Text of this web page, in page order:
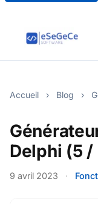
Accueil › Blog ›
Delphi (5 /
9 avril 2023 ·